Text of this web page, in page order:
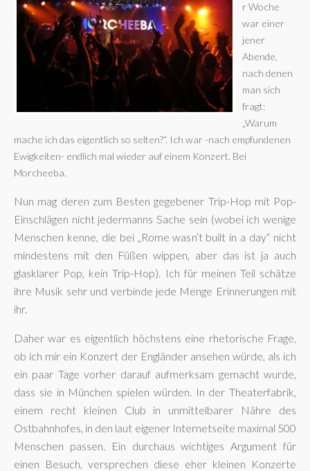
r Woche
war einer
jener
Abende,
nach denen
man sich
fragt:
„Warum
mache ich das eigentlich so selten?“. Ich war -nach empfundenen
Ewigkeiten- endlich mal wieder auf einem Konzert. Bei
Morcheeba.
Nun mag deren zum Besten gegebener Trip-Hop mit Pop-
Einschlägen nicht jedermanns Sache sein (wobei ich wenige
Menschen kenne, die bei „Rome wasn’t built in a day“ nicht
mindestens mit den Füßen wippen, aber das ist ja auch
glasklarer Pop, kein Trip-Hop). Ich für meinen Teil schätze
ihre Musik sehr und verbinde jede Menge Erinnerungen mit
ihr.
Daher war es eigentlich höchstens eine rhetorische Frage,
ob ich mir ein Konzert der Engländer ansehen würde, als ich
ein paar Tage vorher darauf aufmerksam gemacht wurde,
dass sie in München spielen würden. In der Theaterfabrik,
einem recht kleinen Club in unmittelbarer Nähre des
Ostbahnhofes, in den laut eigener Internetseite maximal 500
Menschen passen. Ein durchaus wichtiges Argument für
einen Besuch, versprechen diese eher kleinen Konzerte